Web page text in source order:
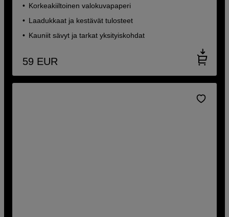
Korkeakiiltoinen valokuvapaperi
Laadukkaat ja kestävät tulosteet
Kauniit sävyt ja tarkat yksityiskohdat
59 EUR